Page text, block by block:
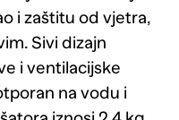
i zaštitu od vjetra,
Sivi dizajn
i ventilacijske
na vodu i